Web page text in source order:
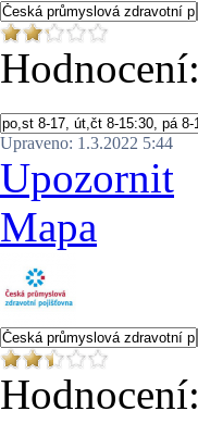
Hodnocení:
Upraveno: 1.3.2022 5:44
Upozornit
Mapa
Hodnocení: